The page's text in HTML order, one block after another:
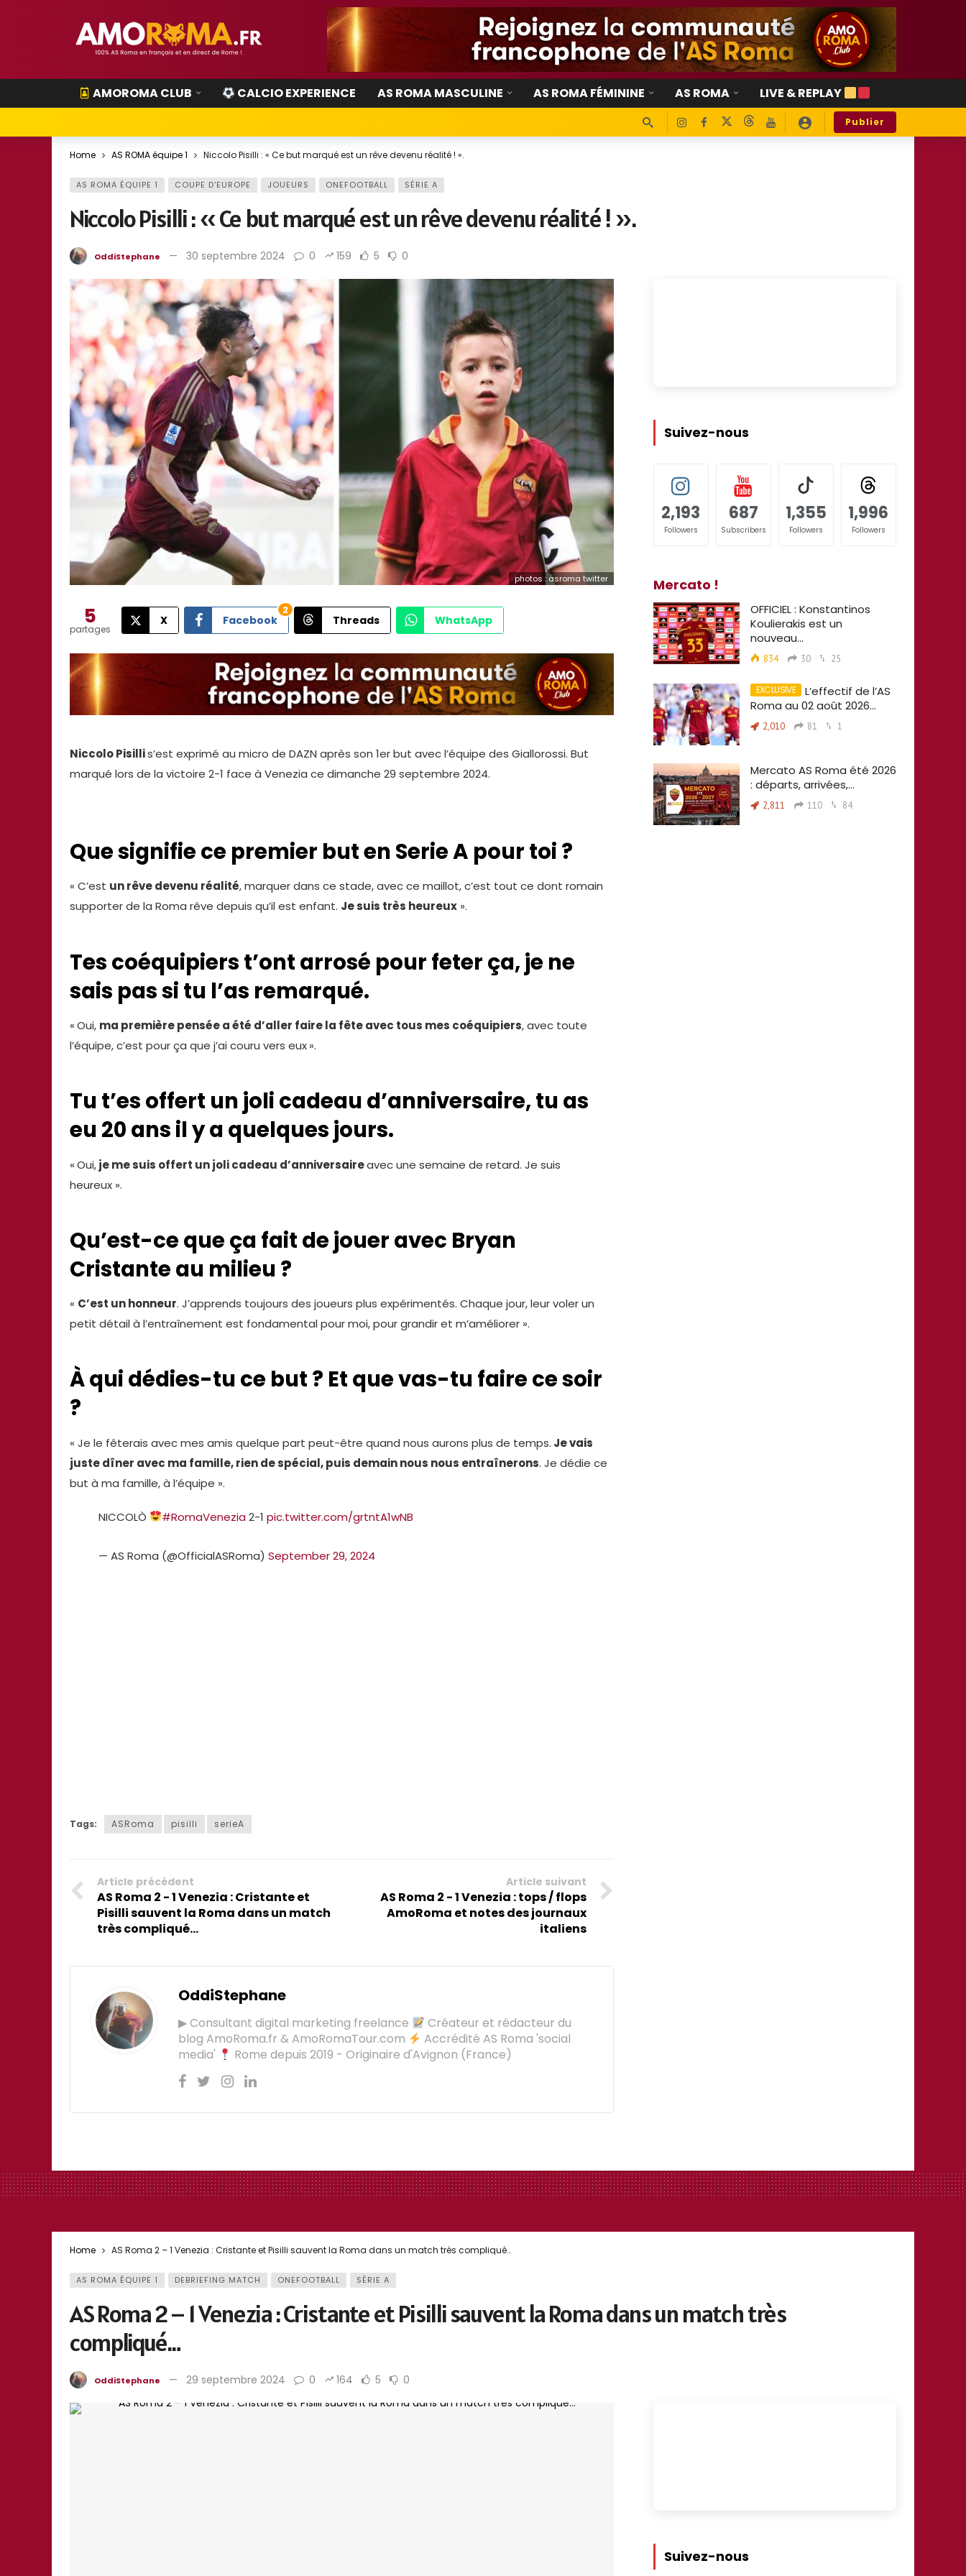
AMOROMA CLUB CALCIO EXPERIENCE AS ROMA MASCULINE AS ROMA FÉMININE AS ROMA LIVE & REPLAY
Publier
Home AS ROMA équipe 1 Niccolo Pisilli : « Ce but marqué est un rêve devenu réalité ! ».
AS ROMA ÉQUIPE 1 COUPE D'EUROPE JOUEURS ONEFOOTBALL SÉRIE A
Niccolo Pisilli : « Ce but marqué est un rêve devenu réalité ! ».
OddiStephane 30 septembre 2024 0 159 5 0
photos : asroma twitter
5
partages
X Facebook
2
Threads WhatsApp
Niccolo Pisillis’est exprimé au micro de DAZN après son 1er but avec l’équipe des Giallorossi. But
marqué lors de la victoire 2-1 face à Venezia ce dimanche 29 septembre 2024.
Que signifie ce premier but en Serie A pour toi ?
« C’est un rêve devenu réalité, marquer dans ce stade, avec ce maillot, c’est tout ce dont romain
supporter de la Roma rêve depuis qu’il est enfant. Je suis très heureux ».
Tes coéquipiers t’ont arrosé pour feter ça, je ne
sais pas si tu l’as remarqué.
«Oui, ma première pensée a été d’aller faire la fête avec tous mes coéquipiers, avec toute
l’équipe, c’est pour ça que j’ai couru vers eux».
Tu t’es offert un joli cadeau d’anniversaire, tu as
eu 20 ans il y a quelques jours.
«Oui,je me suis offert un joli cadeau d’anniversaireavec une semaine de retard. Je suis
heureux ».
Qu’est-ce que ça fait de jouer avec Bryan
Cristante au milieu ?
« C’est un honneur. J’apprends toujours des joueurs plus expérimentés. Chaque jour, leur voler un
petit détail à l’entraînement est fondamental pour moi, pour grandir et m’améliorer ».
À qui dédies-tu ce but ? Et que vas-tu faire ce soir
?
« Je le fêterais avec mes amis quelque part peut-être quand nous aurons plus de temps. Je vais
juste dîner avec ma famille, rien de spécial, puis demain nous nous entraînerons. Je dédie ce
but à ma famille, à l’équipe ».
NICCOLÒ #RomaVenezia2-1pic.twitter.com/grtntA1wNB
— AS Roma (@OfficialASRoma) September 29, 2024
Tags: ASRoma pisilli serieA
Article précédent
AS Roma 2 - 1 Venezia : Cristante et
Pisilli sauvent la Roma dans un match
très compliqué...
Article suivant
AS Roma 2 - 1 Venezia : tops / flops
AmoRoma et notes des journaux
italiens
OddiStephane
▶ Consultant digital marketing freelance
Créateur et rédacteur du
blog AmoRoma.fr & AmoRomaTour.com
Accrédité AS Roma 'social
media'
Rome depuis 2019 - Originaire d'Avignon (France)
Suivez-nous
2,193
Followers
687
Subscribers
1,355
Followers
1,996
Followers
Mercato !
OFFICIEL : Konstantinos
Koulierakis est un
nouveau…
834 30 25
L’effectif de l’AS
Roma au 02 août 2026…
2,010 81 1
Mercato AS Roma été 2026
: départs, arrivées,…
2,811 110 84
Home AS Roma 2 – 1 Venezia : Cristante et Pisilli sauvent la Roma dans un match très compliqué…
AS ROMA ÉQUIPE 1 DEBRIEFING MATCH ONEFOOTBALL SÉRIE A
AS Roma 2 – 1 Venezia : Cristante et Pisilli sauvent la Roma dans un match très
compliqué…
OddiStephane 29 septembre 2024 0 164 5 0
Suivez-nous